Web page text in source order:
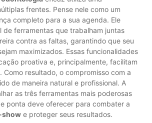
frentes. Pense nele como um
completo para a sua agenda. Ele
de ferramentas que trabalham juntas
contra as faltas, garantindo que seu
maximizados. Essas funcionalidades
proativa e, principalmente, facilitam
Como resultado, o compromisso com a
de maneira natural e profissional. A
as três ferramentas mais poderosas
ponta deve oferecer para combater a
show e proteger seus resultados.